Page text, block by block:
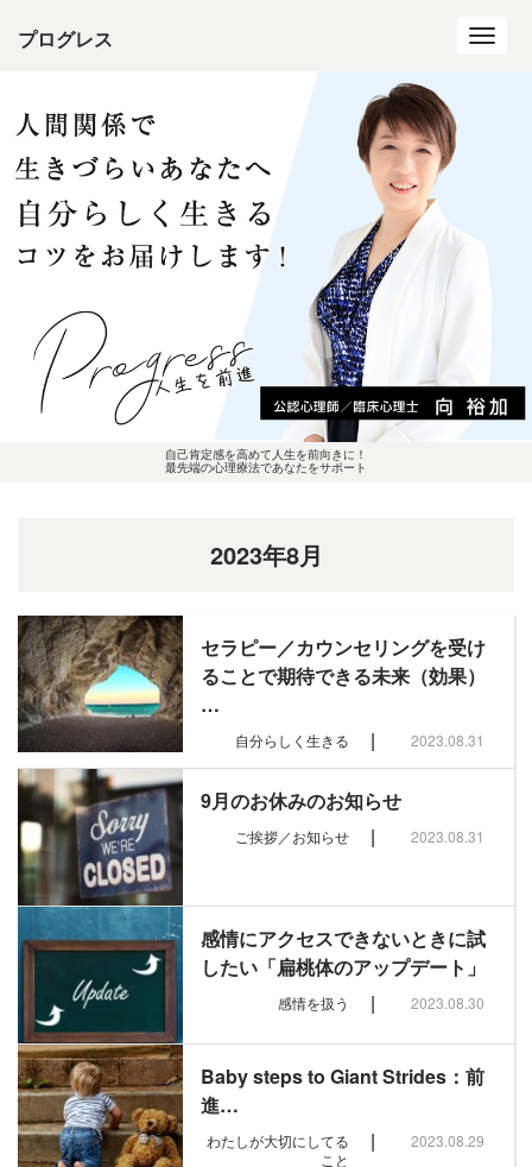
自己肯定感を高めて人生を前向きに！
最先端の心理療法であなたをサポート
プログレス
2023年8月
セラピー／カウンセリングを受け
ることで期待できる未来（効果）
…
自分らしく生きる | 2023.08.31
9月のお休みのお知らせ
ご挨拶／お知らせ | 2023.08.31
感情にアクセスできないときに試
したい「扁桃体のアップデート」
感情を扱う | 2023.08.30
Baby steps to Giant Strides：前
進…
わたしが大切にしてる
こと
| 2023.08.29